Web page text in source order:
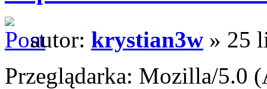
autor: krystian3w » 25
Przeglądarka: Mozilla/5.0